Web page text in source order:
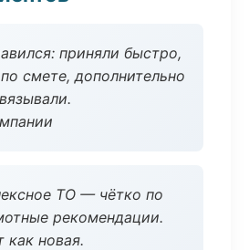
приняли быстро,
смете, дополнительно
ТО — чётко по
рекомендации.
новая.